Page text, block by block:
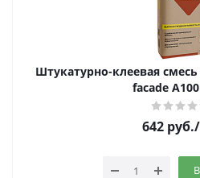
Штукатурно-клеевая
facade
642руб.